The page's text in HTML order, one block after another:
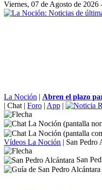
Viernes, 07 de Agosto de 2026
La Noción | Abren el plazo
| Chat | Foro | App |
Vídeos La Noción | San Pedro
San